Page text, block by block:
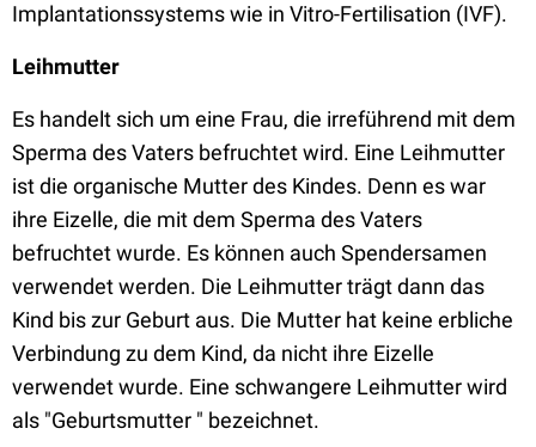
Implantationssystems wie in Vitro-Fertilisation (IVF).
Leihmutter
Es handelt sich um eine Frau, die irreführend mit dem
Sperma des Vaters befruchtet wird. Eine Leihmutter
ist die organische Mutter des Kindes. Denn es war
ihre Eizelle, die mit dem Sperma des Vaters
befruchtet wurde. Es können auch Spendersamen
verwendet werden. Die Leihmutter trägt dann das
Kind bis zur Geburt aus. Die Mutter hat keine erbliche
Verbindung zu dem Kind, da nicht ihre Eizelle
verwendet wurde. Eine schwangere Leihmutter wird
als "Geburtsmutter " bezeichnet.